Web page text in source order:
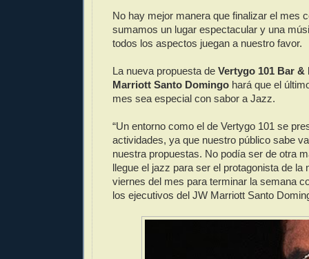
No hay mejor manera que finalizar el mes
sumamos un lugar espectacular y una
todos los aspectos juegan a nuestro favor.
La nueva propuesta de Vertygo 101 Bar &
Marriott Santo Domingo hará que el
mes sea especial con sabor a Jazz.
“Un entorno como el de Vertygo 101 se
actividades, ya que nuestro público sabe
nuestra propuestas. No podía ser de otra
llegue el jazz para ser el protagonista de la
viernes del mes para terminar la semana
los ejecutivos del JW Marriott Santo